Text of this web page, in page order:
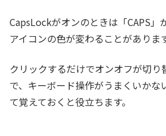
CapsLockがオンのときは「CAPS」
アイコンの色が変わることがあります
クリックするだけでオンオフが切り
で、キーボード操作がうまくいかな
て覚えておくと役立ちます。